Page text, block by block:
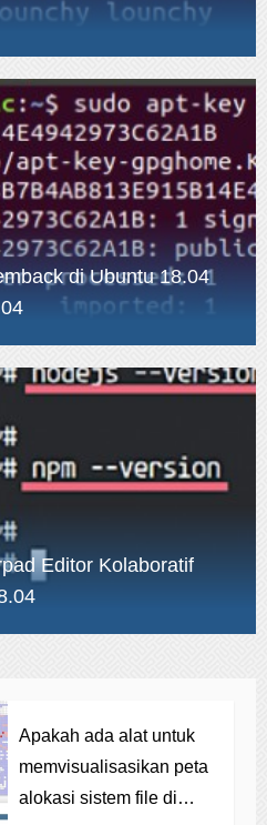
di Ubuntu 18.04
Editor Kolaboratif
Apakah ada alat untuk
memvisualisasikan peta
alokasi sistem file di